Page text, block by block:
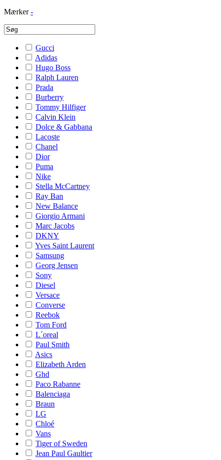
Mærker -
Gucci
Adidas
Hugo Boss
Ralph Lauren
Prada
Burberry
Tommy Hilfiger
Calvin Klein
Dolce & Gabbana
Lacoste
Chanel
Dior
Puma
Nike
Stella McCartney
Ray Ban
New Balance
Giorgio Armani
Marc Jacobs
DKNY
Yves Saint Laurent
Samsung
Georg Jensen
Sony
Diesel
Versace
Converse
Reebok
Tom Ford
L´oreal
Paul Smith
Asics
Elizabeth Arden
Ghd
Paco Rabanne
Balenciaga
Braun
LG
Chloé
Vans
Tiger of Sweden
Jean Paul Gaultier